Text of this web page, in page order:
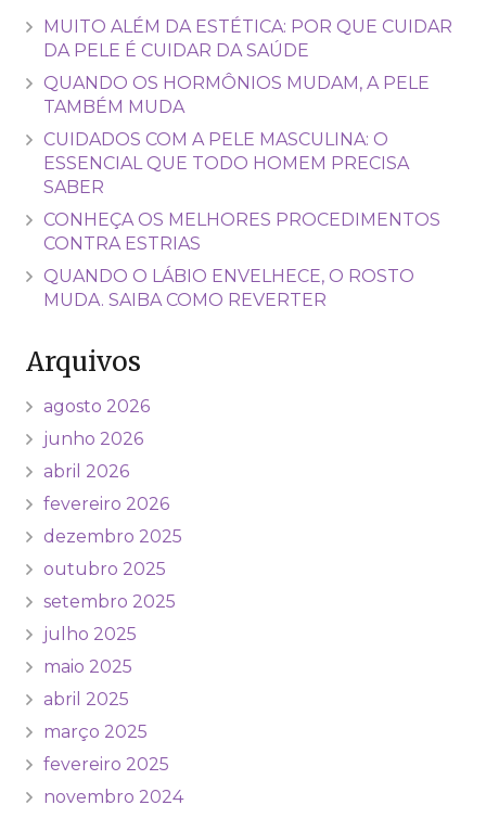
MUITO ALÉM DA ESTÉTICA: POR QUE CUIDAR
DA PELE É CUIDAR DA SAÚDE
QUANDO OS HORMÔNIOS MUDAM, A PELE
TAMBÉM MUDA
CUIDADOS COM A PELE MASCULINA: O
ESSENCIAL QUE TODO HOMEM PRECISA
SABER
CONHEÇA OS MELHORES PROCEDIMENTOS
CONTRA ESTRIAS
QUANDO O LÁBIO ENVELHECE, O ROSTO
MUDA. SAIBA COMO REVERTER
Arquivos
agosto 2026
junho 2026
abril 2026
fevereiro 2026
dezembro 2025
outubro 2025
setembro 2025
julho 2025
maio 2025
abril 2025
março 2025
fevereiro 2025
novembro 2024